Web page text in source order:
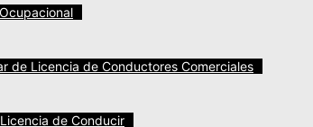
de Licencia de Conductores Comerciales
de Conducir
sellar su historial criminal con una